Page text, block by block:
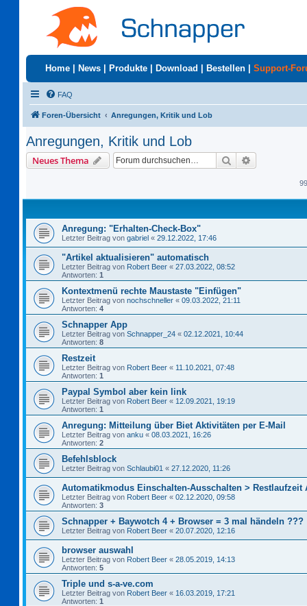
Home News Produkte Download Bestellen Support-
FAQ
Foren-Übersicht Anregungen, Kritik und Lob
Anregungen, Kritik und Lob
Neues Thema Suche
Anregung: "Erhalten-Check-Box"
Letzter Beitrag von gabriel « 29.12.2022, 17:46
"Artikel aktualisieren" automatisch
Letzter Beitrag von Robert Beer « 27.03.2022, 08:52
Antworten: 1
Kontextmenü rechte Maustaste "Einfügen"
Letzter Beitrag von nochschneller « 09.03.2022, 21:11
Antworten: 4
Schnapper App
Letzter Beitrag von Schnapper_24 « 02.12.2021, 10:44
Antworten: 8
Restzeit
Letzter Beitrag von Robert Beer « 11.10.2021, 07:48
Antworten: 1
Paypal Symbol aber kein link
Letzter Beitrag von Robert Beer « 12.09.2021, 19:19
Antworten: 1
Anregung: Mitteilung über Biet Aktivitäten per E-Mail
Letzter Beitrag von anku « 08.03.2021, 16:26
Antworten: 2
Befehlsblock
Letzter Beitrag von Schlaubi01 « 27.12.2020, 11:26
Automatikmodus Einschalten-Ausschalten > Restlaufzeit
Letzter Beitrag von Robert Beer « 02.12.2020, 09:58
Antworten: 3
Schnapper + Baywotch 4 + Browser = 3 mal händeln ???
Letzter Beitrag von Robert Beer « 20.07.2020, 12:16
browser auswahl
Letzter Beitrag von Robert Beer « 28.05.2019, 14:13
Antworten: 5
Triple und s-a-ve.com
Letzter Beitrag von Robert Beer « 16.03.2019, 17:21
Antworten: 1